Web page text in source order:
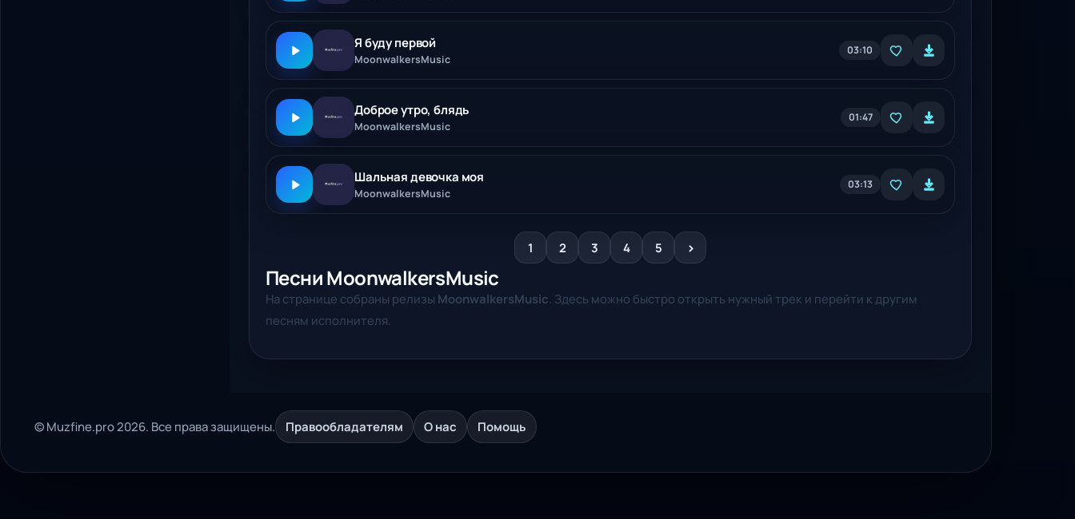
Я буду первой
MoonwalkersMusic
03:10
Доброе утро, блядь
MoonwalkersMusic
01:47
Шальная девочка моя
MoonwalkersMusic
03:13
1 2 3 4 5 >
Песни MoonwalkersMusic
На странице собраны релизы MoonwalkersMusic. Здесь можно быстро открыть нужный трек и перейти к другим
песням исполнителя.
© Muzfine.pro 2026. Все права защищены. Правообладателям О нас Помощь